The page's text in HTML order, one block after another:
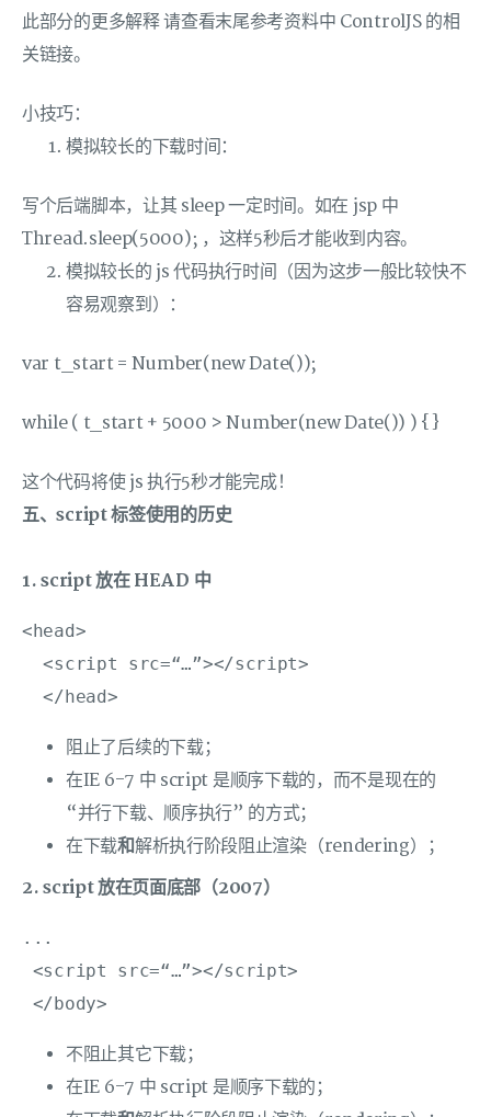
此部分的更多解释 请查看末尾参考资料中 ControlJS 的相
关链接。
小技巧：
模拟较长的下载时间：
写个后端脚本，让其 sleep 一定时间。如在 jsp 中
Thread.sleep(5000); ，这样5秒后才能收到内容。
模拟较长的 js 代码执行时间（因为这步一般比较快不
容易观察到）：
var t_start = Number(new Date());
while ( t_start + 5000 > Number(new Date()) ) {}
这个代码将使 js 执行5秒才能完成！
五、script 标签使用 的历史
1. script 放在 HEAD 中
<head>
  <script src=“…”></script>
  </head>
阻止了后续的下载；
在IE 6-7 中 script 是顺序下载的，而不是现在的
“并行下载、顺序执行” 的方式；
在下载和解析执行阶段阻止渲染（rendering）；
2. script 放在页面底部（2007）
...
<script src=“…”></script>
</body>
不阻止其它下载；
在IE 6-7 中 script 是顺序下载的；